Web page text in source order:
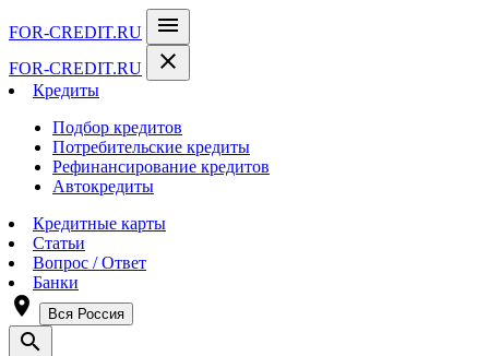
FOR-CREDIT.RU menu
FOR-CREDIT.RU close
Кредиты
Подбор кредитов
Потребительские кредиты
Рефинансирование кредитов
Автокредиты
Кредитные карты
Статьи
Вопрос / Ответ
Банки
room Вся Россия
search